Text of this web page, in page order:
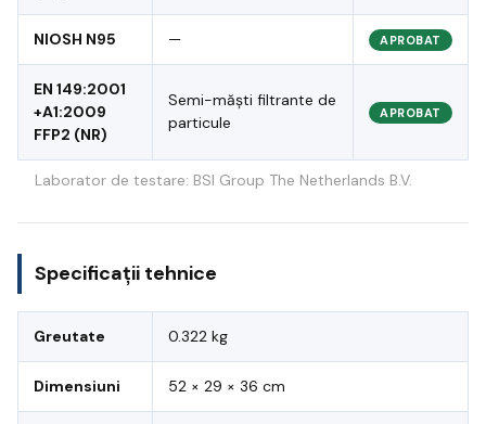
NIOSH N95 — APROBAT
EN 149:2001
+A1:2009
FFP2 (NR)
Semi-măști filtrante de
particule
APROBAT
Laborator de testare: BSI Group The Netherlands B.V.
Specificații tehnice
Greutate 0.322 kg
Dimensiuni 52 × 29 × 36 cm